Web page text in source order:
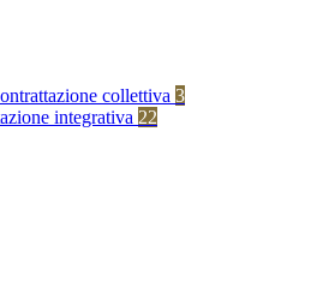
collettiva 3
integrativa 22